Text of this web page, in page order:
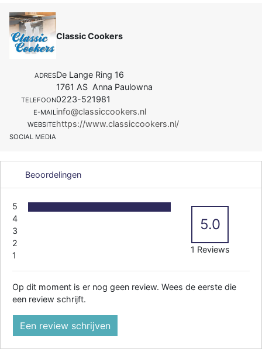
Classic Cookers
ADRESDe Lange Ring 16
1761 AS Anna Paulowna
TELEFOON0223-521981
E-MAILinfo@classiccookers.nl
WEBSITEhttps://www.classiccookers.nl/
SOCIAL MEDIA
Beoordelingen
5
4
3
2
1
5.0
1 Reviews
Op dit moment is er nog geen review. Wees de eerste die
een review schrijft.
Een review schrijven